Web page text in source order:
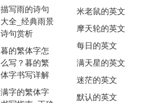
描写雨的诗句
大全_经典雨景
诗句赏析
暮的繁体字怎
么写？暮的繁
体字书写详解
满字的繁体字
米老鼠的英文
摩天轮的英文
每日的英文
满天星的英文
迷茫的英文
默认的英文